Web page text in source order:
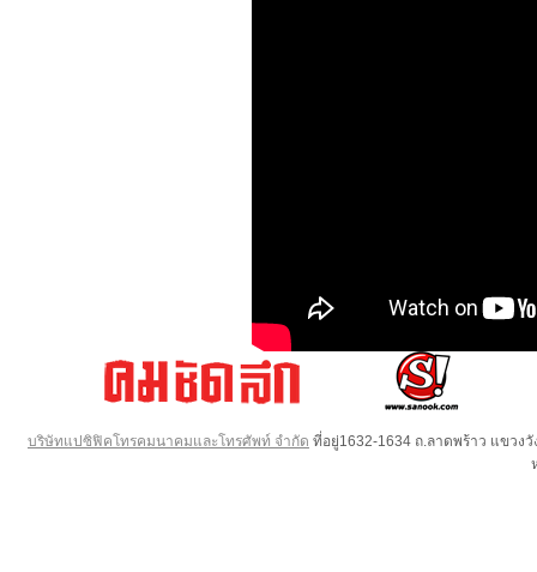
บริษัทแปซิฟิคโทรคมนาคมและโทรศัพท์ จำกัด ที่อยู่1632-1634 ถ.ลาดพร้าว แขวง